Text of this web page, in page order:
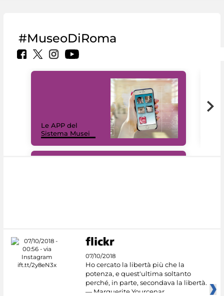
#MuseoDiRoma
Le APP del
Sistema Musei
07/10/2018
Ho cercato la libertà più che la
potenza, e quest'ultima soltanto
perché, in parte, secondava la libertà.
— Marguerite Yourcenar